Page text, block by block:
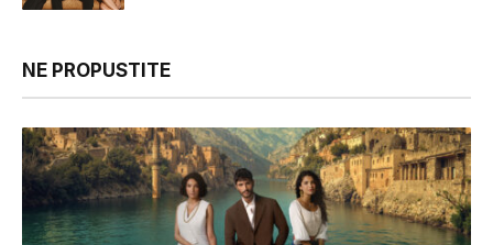
NE PROPUSTITE